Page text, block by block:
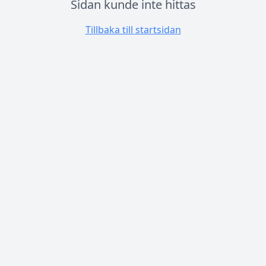
Sidan kunde inte hittas
Tillbaka till startsidan